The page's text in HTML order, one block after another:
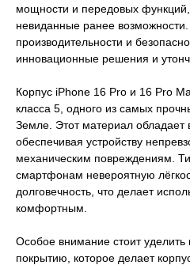
мощности и передовых
невиданные ранее
производительности и
инновационные решения и
Корпус iPhone 16 Pro и 16 Pro
класса 5, одного из самых
Земле. Этот материал
обеспечивая устройству
механическим повреждениям.
смартфонам невероятную
долговечность, что делает
комфортным.
Особое внимание стоит уделить
покрытию, которое делает